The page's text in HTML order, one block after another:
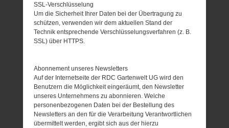
SSL-Verschlüsselung
Um die Sicherheit Ihrer Daten bei der Übertragung zu
schützen, verwenden wir dem aktuellen Stand der
Technik entsprechende Verschlüsselungsverfahren (z. B.
SSL) über HTTPS.
Abonnement unseres Newsletters
Auf der Internetseite der RDC Gartenwelt UG wird den
Benutzern die Möglichkeit eingeräumt, den Newsletter
unseres Unternehmens zu abonnieren. Welche
personenbezogenen Daten bei der Bestellung des
Newsletters an den für die Verarbeitung Verantwortlichen
übermittelt werden, ergibt sich aus der hierzu